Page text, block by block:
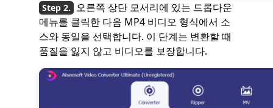
오른쪽 상단 모서리에 있는 드롭다운
메뉴를 클릭한 다음 MP4 비디오 형식에서 소
스와 동일을 선택합니다. 이 단계는 변환할 때
품질을 잃지 않고 비디오를 보장합니다.